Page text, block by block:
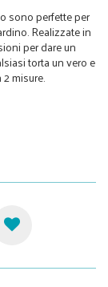
sono perfette per
Realizzate in
per dare un
torta un vero e
misure.